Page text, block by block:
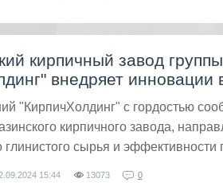
кирпичный завод
внедряет инновации
"КирпичХолдинг" с гордостью
кирпичного завода,
глинистого сырья и эффективности
15:44 13073 0